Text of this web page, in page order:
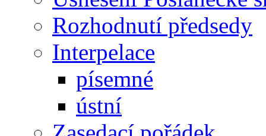
Rozhodnutí předsedy
Interpelace
písemné
ústní